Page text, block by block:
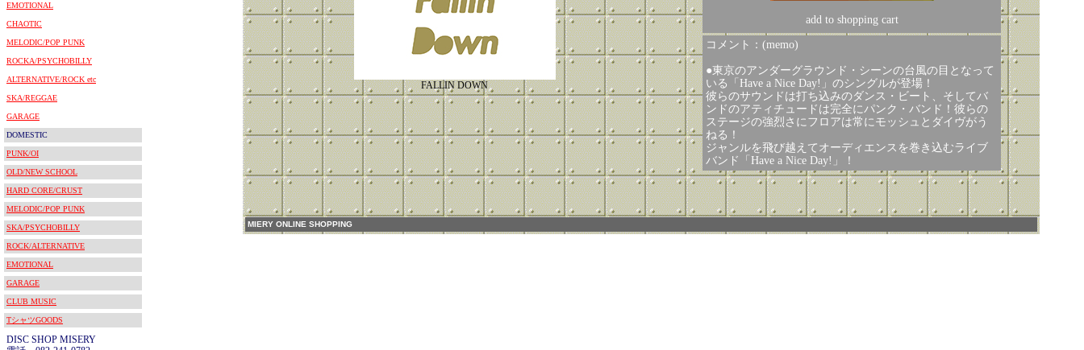
EMOTIONAL
CHAOTIC
MELODIC/POP PUNK
ROCKA/PSYCHOBILLY
ALTERNATIVE/ROCK etc
SKA/REGGAE
GARAGE
DOMESTIC
PUNK/OI
OLD/NEW SCHOOL
HARD CORE/CRUST
MELODIC/POP PUNK
SKA/PSYCHOBILLY
ROCK/ALTERNATIVE
EMOTIONAL
GARAGE
CLUB MUSIC
TシャツGOODS
DISC SHOP MISERY
FALLIN DOWN
add to shopping cart
コメント：(memo)
●東京のアンダーグラウンド・シーンの台風の目となって
いる「Have a Nice Day!」のシングルが登場！
彼らのサウンドは打ち込みのダンス・ビート、そしてバ
ンドのアティチュードは完全にパンク・バンド！彼らの
ステージの強烈さにフロアは常にモッシュとダイヴがう
ねる！
ジャンルを飛び越えてオーディエンスを巻き込むライブ
バンド「Have a Nice Day!」！
MIERY ONLINE SHOPPING